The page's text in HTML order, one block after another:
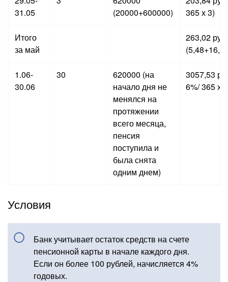
31.05
(20000+600000)
365 х 3)
Итого
за май
263,02 руб.
1.06-
30.06
30
620000 (на
начало дня не
менялся на
протяжении
всего месяца,
пенсия
поступила и
была снята
одним днем)
3057,53
6%/ 365 х
Условия
Банк учитывает остаток средств на счете
пенсионной карты в начале каждого дня.
Если он более 100 рублей, начисляется 4%
годовых.